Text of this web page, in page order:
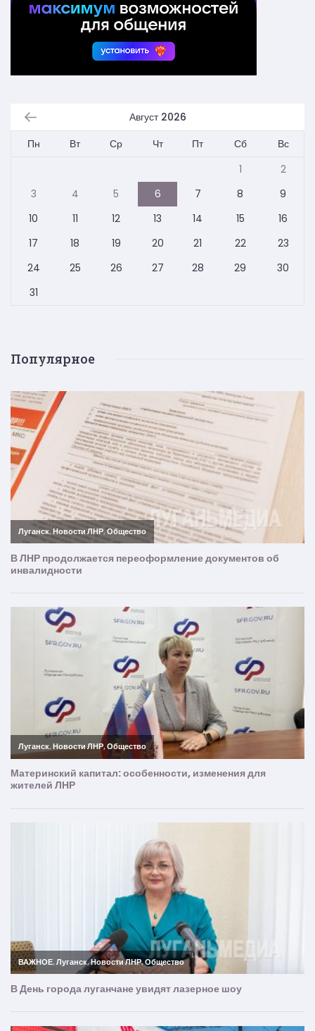
Август 2026
Пн
Вт Ср Чт Пт Сб
Вс
1
2
3
4 5 6 7 8
9
10
11 12 13 14 15
16
17
18 19 20 21 22
23
24
25 26 27 28 29
30
31
Популярное